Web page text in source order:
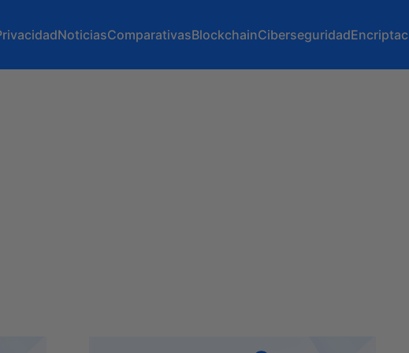
NoticiasComparativasBlockchainCiberseguridad